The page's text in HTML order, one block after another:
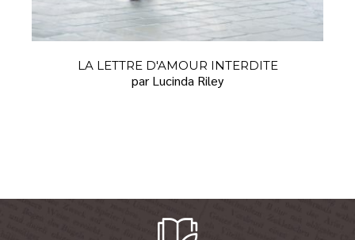
LA LETTRE D'AMOUR INTERDITE
par Lucinda Riley